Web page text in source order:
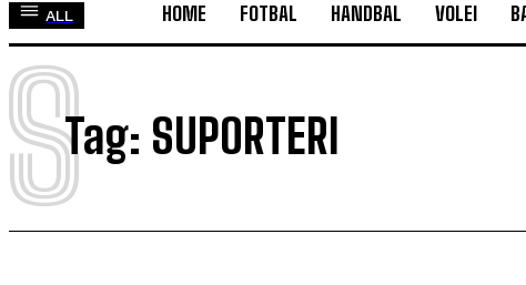
ALL HOME FOTBAL HANDBAL VOLEI
Tag: SUPORTERI
S